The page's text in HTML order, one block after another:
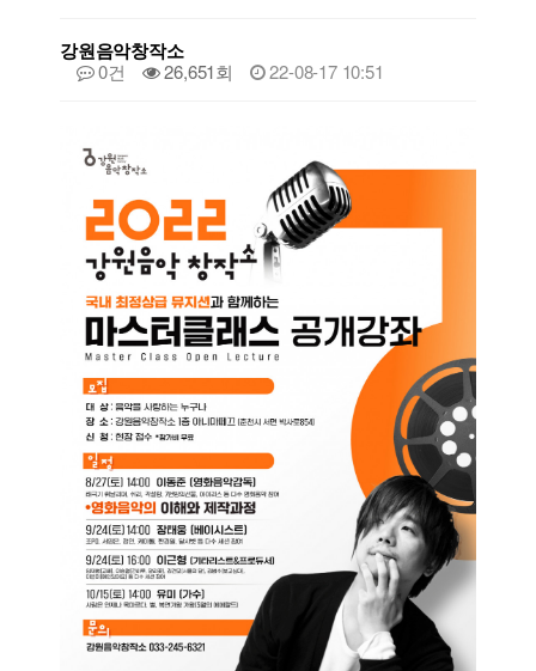
강원음악창작소
0건 26,651회 22-08-17 10:51